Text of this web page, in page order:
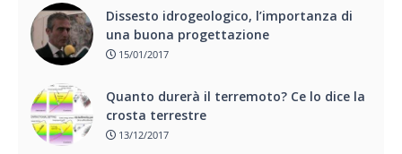
Dissesto idrogeologico, l’importanza di
una buona progettazione
15/01/2017
Quanto durerà il terremoto? Ce lo dice la
crosta terrestre
13/12/2017